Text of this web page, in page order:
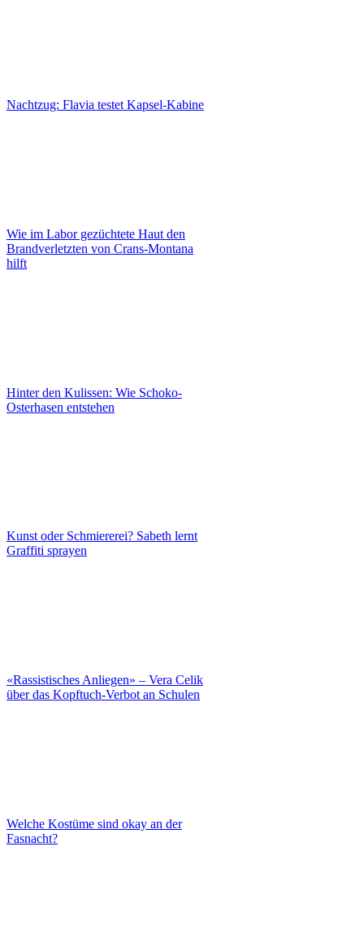
Nachtzug: Flavia testet Kapsel-Kabine
Wie im Labor gezüchtete Haut den
Brandverletzten von Crans-Montana
hilft
Hinter den Kulissen: Wie Schoko-
Osterhasen entstehen
Kunst oder Schmiererei? Sabeth lernt
Graffiti sprayen
«Rassistisches Anliegen» – Vera Celik
über das Kopftuch-Verbot an Schulen
Welche Kostüme sind okay an der
Fasnacht?